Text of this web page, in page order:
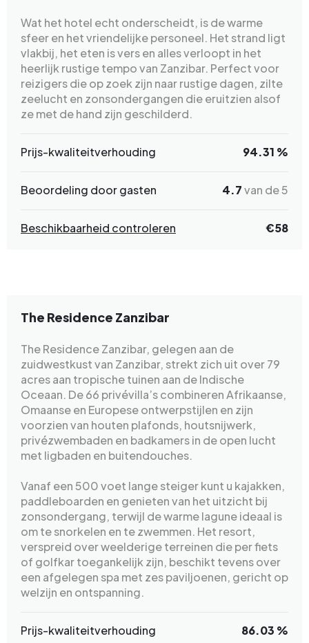
Wat het hotel echt onderscheidt, is de warme
sfeer en het vriendelijke personeel. Het strand ligt
vlakbij, het eten is vers en alles verloopt in het
heerlijk rustige tempo van Zanzibar. Perfect voor
reizigers die op zoek zijn naar rustige dagen, zilte
zeelucht en zonsondergangen die eruitzien alsof
ze met de hand zijn geschilderd.
Prijs-kwaliteitverhouding 94.31 %
Beoordeling door gasten 4.7van de 5
Beschikbaarheid controleren €58
The Residence Zanzibar
The Residence Zanzibar, gelegen aan de
zuidwestkust van Zanzibar, strekt zich uit over 79
acres aan tropische tuinen aan de Indische
Oceaan. De 66 privévilla’s combineren Afrikaanse,
Omaanse en Europese ontwerpstijlen en zijn
voorzien van houten plafonds, houtsnijwerk,
privézwembaden en badkamers in de open lucht
met ligbaden en buitendouches.
Vanaf een 500 voet lange steiger kunt u kajakken,
paddleboarden en genieten van het uitzicht bij
zonsondergang, terwijl de warme lagune ideaal is
om te snorkelen en te zwemmen. Het resort,
verspreid over weelderige terreinen die per fiets
of golfkar toegankelijk zijn, beschikt tevens over
een afgelegen spa met zes paviljoenen, gericht op
welzijn en ontspanning.
Prijs-kwaliteitverhouding 86.03 %